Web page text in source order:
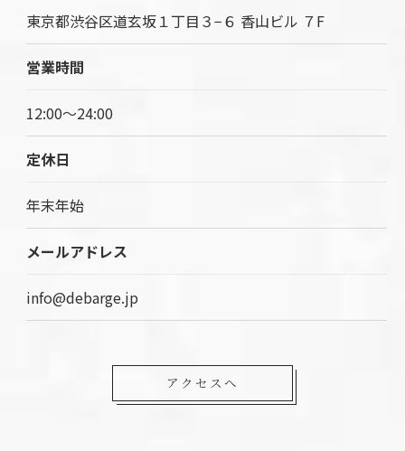
東京都渋谷区道玄坂１丁目３−６ 香山ビル ７F
営業時間
12:00～24:00
定休日
年末年始
メールアドレス
info@debarge.jp
アクセスへ